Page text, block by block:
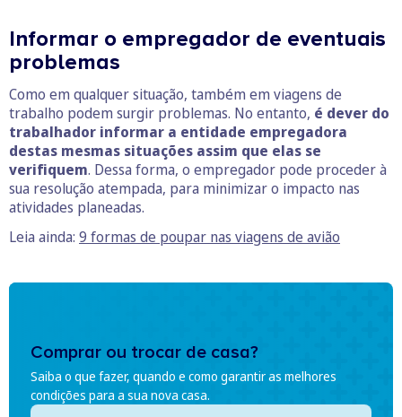
Informar o empregador de eventuais
problemas
Como em qualquer situação, também em viagens de
trabalho podem surgir problemas. No entanto, é dever do
trabalhador informar a entidade empregadora
destas mesmas situações assim que elas se
verifiquem. Dessa forma, o empregador pode proceder à
sua resolução atempada, para minimizar o impacto nas
atividades planeadas.
Leia ainda: 9 formas de poupar nas viagens de avião
Comprar ou trocar de casa?
Saiba o que fazer, quando e como garantir as melhores
condições para a sua nova casa.